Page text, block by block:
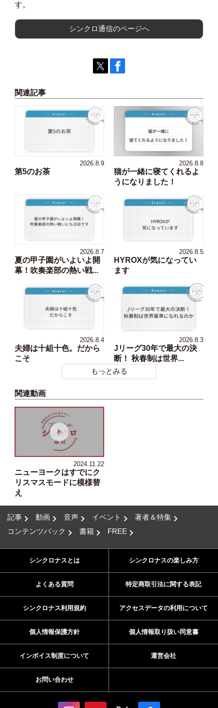
す。
シンクロ通信のページへ
関連記事
2026.8.9
第5のお茶
2026.8.8
猫が一緒に寝てくれるよ
うになりました！
2026.8.7
夏の甲子園がいよいよ開
幕！吹奏楽部の熱い戦...
2026.8.5
HYROXが気になってい
ます
2026.8.4
夫婦は十組十色。だから
こそ
2026.8.3
Jリーグ30年で最大の決
断！ 秋春制は世界...
もっとみる
関連動画
2024.11.22
ニューヨークはすでにク
リスマスモードに模様替
え
記事 動画 音声 イベント
著者＆特集
コンテンツパック
書籍 FREE
シンクロナスとは シンクロナスの楽しみ方
よくある質問 特定商取引法に関する表記
シンクロナス利用規約 アクセスデータの利用について
個人情報保護方針 個人情報取り扱い同意書
インボイス制度について 運営会社
お問い合わせ